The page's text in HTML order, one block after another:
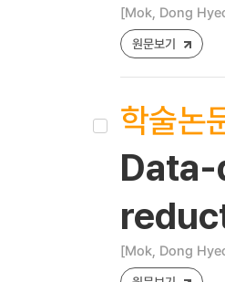
[Mok, Dong
원문보기
학술논
[Mok, Dong